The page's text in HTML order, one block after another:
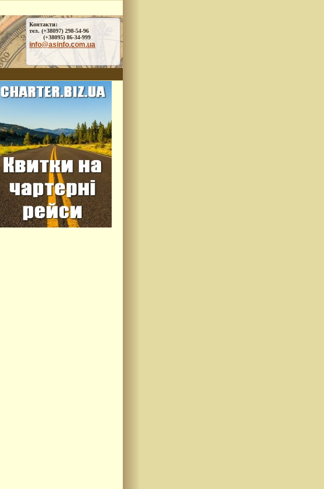
Контакти:
тел. (+38097) 298-54-96
(+38095) 86-34-999
info@asinfo.com.ua